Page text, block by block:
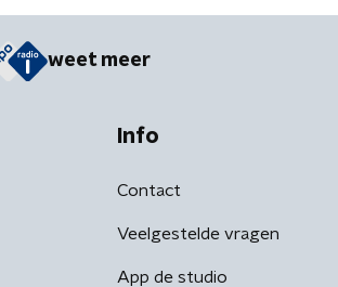
weet meer
Info
Contact
Veelgestelde vragen
App de studio